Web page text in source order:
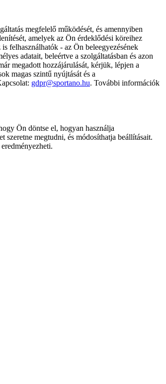
megfelelő működését, és amennyiben
amelyek az Ön érdeklődési köreihez
felhasználhatók - az Ön beleegyezésének
adatait, beleértve a szolgáltatásban és azon
megadott hozzájárulását, kérjük, lépjen a
magas szintű nyújtását és a
gdpr@sportano.hu. További információk
Ön döntse el, hogyan használja
szeretne megtudni, és módosíthatja beállításait.